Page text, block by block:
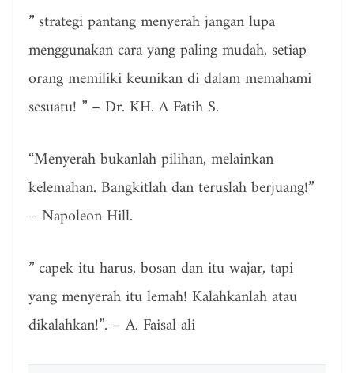
” strategi pantang menyerah jangan lupa
menggunakan cara yang paling mudah, setiap
orang memiliki keunikan di dalam memahami
sesuatu! ” – Dr. KH. A Fatih S.
“Menyerah bukanlah pilihan, melainkan
kelemahan. Bangkitlah dan teruslah berjuang!”
– Napoleon Hill.
” capek itu harus, bosan dan itu wajar, tapi
yang menyerah itu lemah! Kalahkanlah atau
dikalahkan!”. – A. Faisal ali